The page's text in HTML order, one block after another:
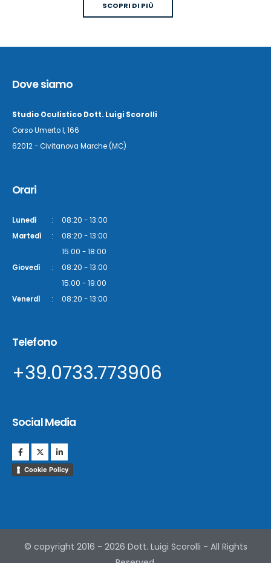
SCOPRI DI PIÙ
Dove siamo
Studio Oculistico Dott. Luigi Scorolli
Corso Umerto I, 166
62012 - Civitanova Marche (MC)
Orari
Lunedì :
08:20 - 13:00
Martedì
:
08:20 - 13:00
15:00 - 18:00
Giovedì
:
08:20 - 13:00
15:00 - 19:00
Venerdì
: 08:20 - 13:00
Telefono
+39.0733.773906
Social Media
Cookie Policy
© copyright 2016 - 2026 Dott. Luigi Scorolli - All Rights